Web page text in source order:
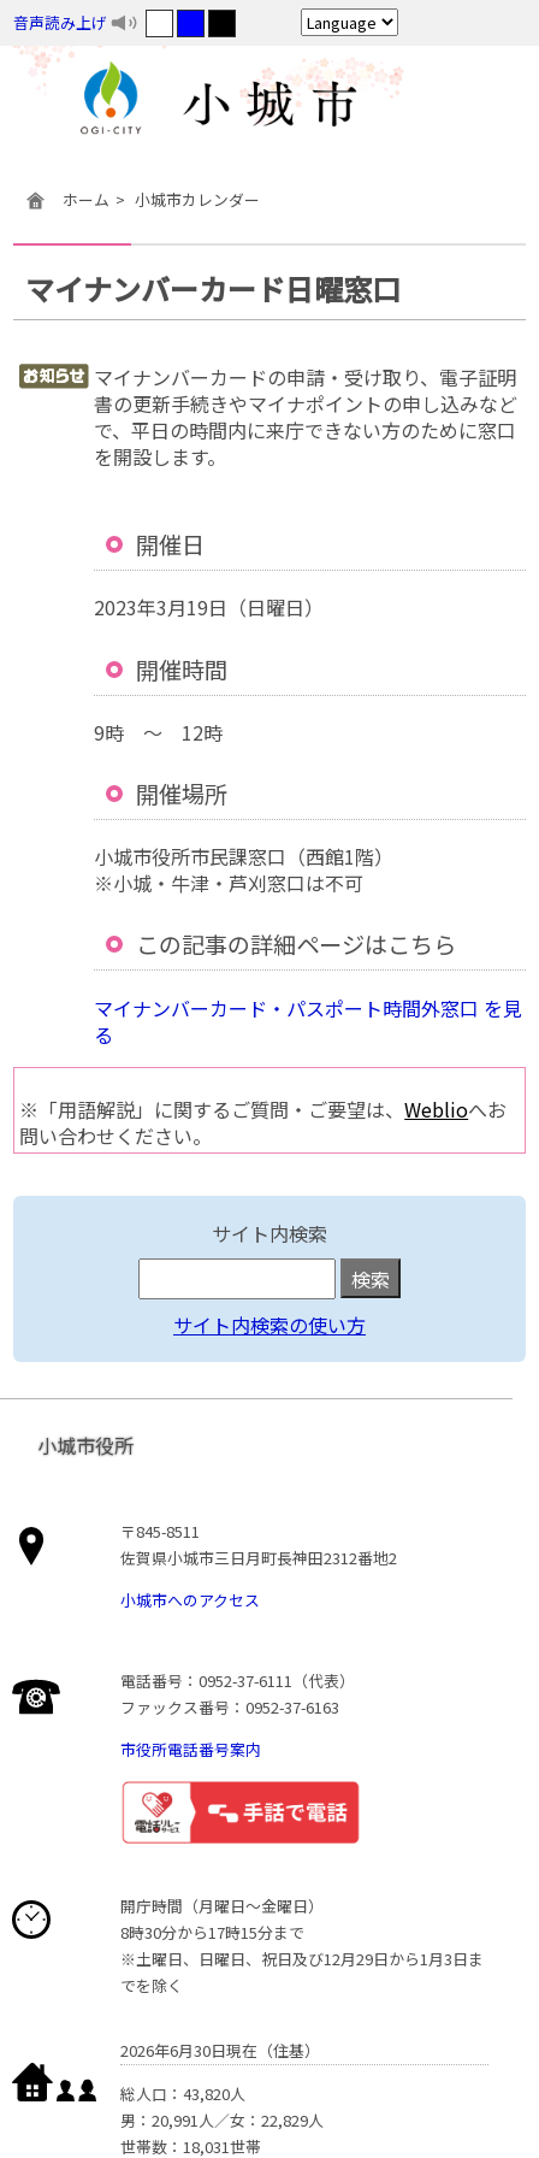
音声読み上げ
ホーム 小城市カレンダー
マイナンバーカード日曜窓口
マイナンバーカードの申請・受け取り、電子証明
書の更新手続きやマイナポイントの申し込みなど
で、平日の時間内に来庁できない方のために窓口
を開設します。
開催日
2023年3月19日（日曜日）
開催時間
9時 ～ 12時
開催場所
小城市役所市民課窓口（西館1階）
※小城・牛津・芦刈窓口は不可
この記事の詳細ページはこちら
マイナンバーカード・パスポート時間外窓口 を見
る
※「用語解説」に関するご質問・ご要望は、Weblioへお
問い合わせください。
サイト内検索
サイト内検索の使い方
小城市役所
〒845-8511
佐賀県小城市三日月町長神田2312番地2
小城市へのアクセス
電話番号：0952-37-6111（代表）
ファックス番号：0952-37-6163
市役所電話番号案内
開庁時間（月曜日〜金曜日）
8時30分から17時15分まで
※土曜日、日曜日、祝日及び12月29日から1月3日ま
でを除く
2026年6月30日現在（住基）
総人口：43,820人
男：20,991人／女：22,829人
世帯数：18,031世帯